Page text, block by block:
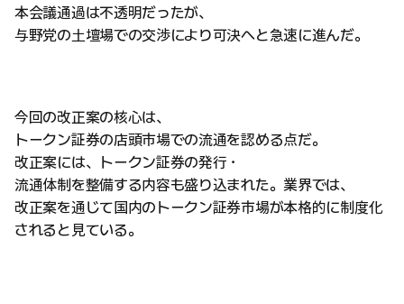
本会議通過は不透明だったが、
与野党の土壇場での交渉により可決へと急速に進んだ。
今回の改正案の核心は、
トークン証券の店頭市場での流通を認める点だ。
改正案には、トークン証券の発行・
流通体制を整備する内容も盛り込まれた。業界では、
改正案を通じて国内のトークン証券市場が本格的に制度化
されると見ている。